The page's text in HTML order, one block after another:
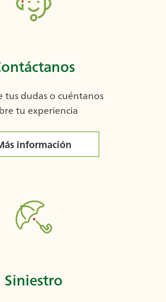
tus dudas o cuéntanos
tu experiencia
información
Siniestro